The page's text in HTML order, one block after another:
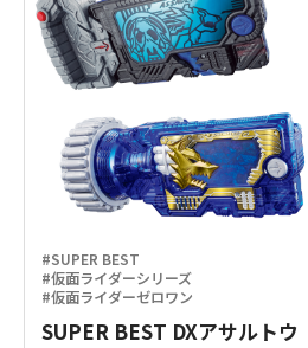
#SUPER BEST
#仮面ライダーシリーズ
#仮面ライダーゼロワン
SUPER BEST DXアサルトウ